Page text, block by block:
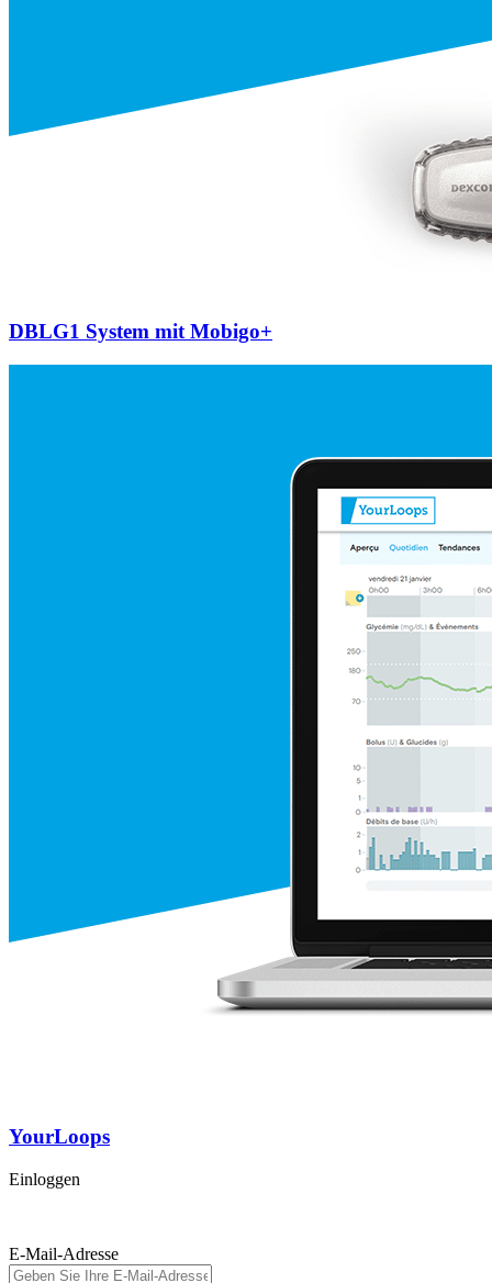
DBLG1 System mit Mobigo+
YourLoops
Einloggen
E-Mail-Adresse